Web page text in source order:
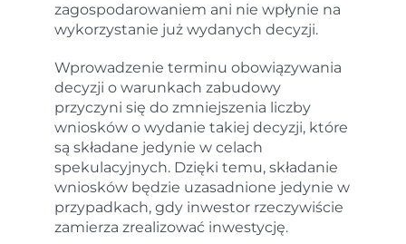
zagospodarowaniem ani nie wpłynie na
wykorzystanie już wydanych decyzji.
Wprowadzenie terminu obowiązywania
decyzji o warunkach zabudowy
przyczyni się do zmniejszenia liczby
wniosków o wydanie takiej decyzji, które
są składane jedynie w celach
spekulacyjnych. Dzięki temu, składanie
wniosków będzie uzasadnione jedynie w
przypadkach, gdy inwestor rzeczywiście
zamierza zrealizować inwestycję.